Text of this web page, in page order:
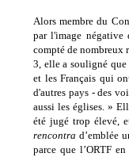
Alors membre du
par l'image négative
compté de nombreux
3, elle a souligné que
et les Français qui
d'autres pays - des
aussi les églises. »
été jugé trop élevé,
rencontra d’emblée
parce que l’ORTF